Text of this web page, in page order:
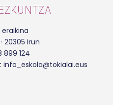
eraikina
20305 Irun
899 124
info_eskola@tokialai.eus